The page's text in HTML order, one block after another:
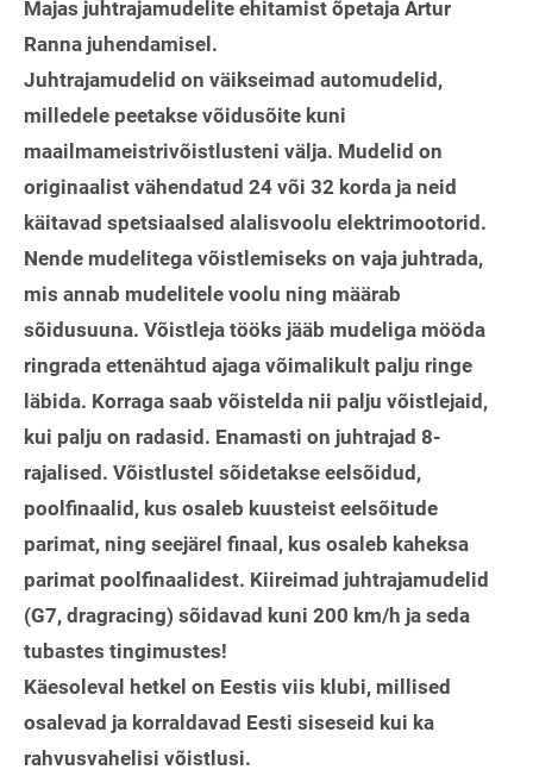
Majas juhtrajamudelite ehitamist õpetaja Artur
Ranna juhendamisel.
Juhtrajamudelid on väikseimad automudelid,
milledele peetakse võidusõite kuni
maailmameistrivõistlusteni välja. Mudelid on
originaalist vähendatud 24 või 32 korda ja neid
käitavad spetsiaalsed alalisvoolu elektrimootorid.
Nende mudelitega võistlemiseks on vaja juhtrada,
mis annab mudelitele voolu ning määrab
sõidusuuna. Võistleja tööks jääb mudeliga mööda
ringrada ettenähtud ajaga võimalikult palju ringe
läbida. Korraga saab võistelda nii palju võistlejaid,
kui palju on radasid. Enamasti on juhtrajad 8-
rajalised. Võistlustel sõidetakse eelsõidud,
poolfinaalid, kus osaleb kuusteist eelsõitude
parimat, ning seejärel finaal, kus osaleb kaheksa
parimat poolfinaalidest. Kiireimad juhtrajamudelid
(G7, dragracing) sõidavad kuni 200 km/h ja seda
tubastes tingimustes!
Käesoleval hetkel on Eestis viis klubi, millised
osalevad ja korraldavad Eesti siseseid kui ka
rahvusvahelisi võistlusi.